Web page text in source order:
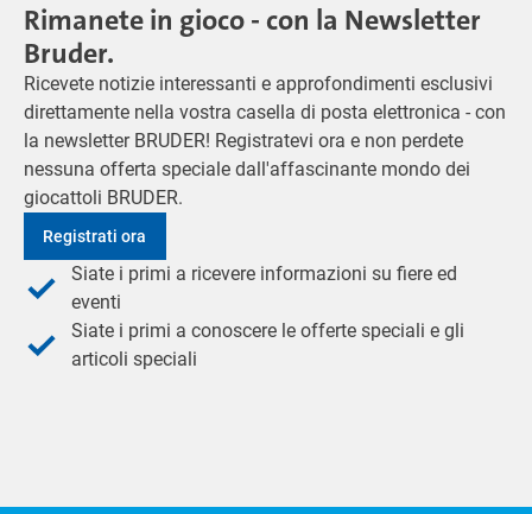
Rimanete in gioco - con la Newsletter
Bruder.
Ricevete notizie interessanti e approfondimenti esclusivi
direttamente nella vostra casella di posta elettronica - con
la newsletter BRUDER! Registratevi ora e non perdete
nessuna offerta speciale dall'affascinante mondo dei
giocattoli BRUDER.
Registrati ora
Siate i primi a ricevere informazioni su fiere ed
eventi
Siate i primi a conoscere le offerte speciali e gli
articoli speciali